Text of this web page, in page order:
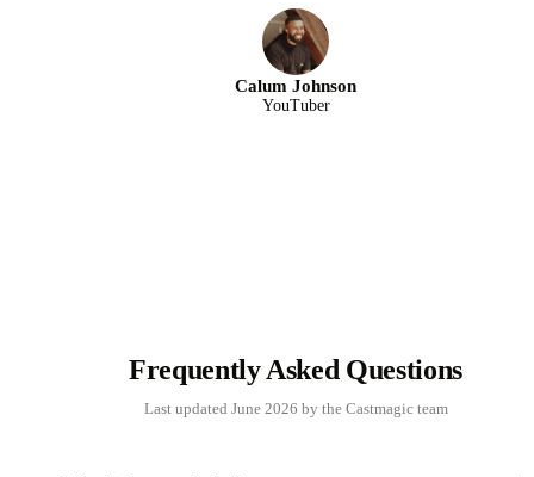
Calum Johnson
YouTuber
Frequently Asked Questions
Last updated June 2026 by the Castmagic team